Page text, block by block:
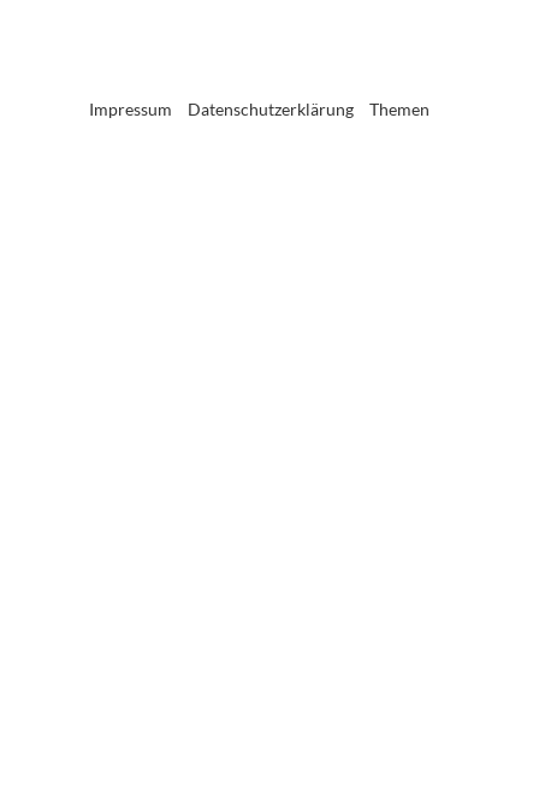
Impressum Datenschutzerklärung Themen